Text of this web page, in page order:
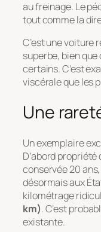
au freinage. Le
tout comme la
C’est une voiture
superbe, bien
certains. C’est
viscérale que les
Une
Un exemplaire
D’abord propriété
conservée 20
désormais aux
kilométrage
km). C’est
existante.